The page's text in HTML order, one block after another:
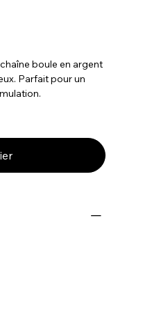
boule en argent
Parfait pour un